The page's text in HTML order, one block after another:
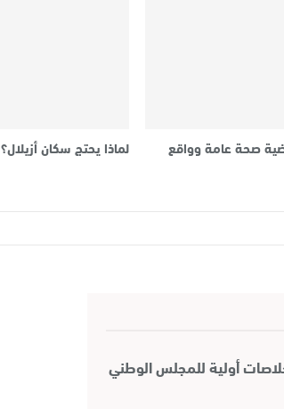
صحة عامة وواقع لماذا يحتج سكان أزيلال؟
أولية للمجلس الوطني